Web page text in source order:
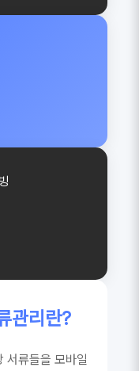
관리란?
서류들을 모바일